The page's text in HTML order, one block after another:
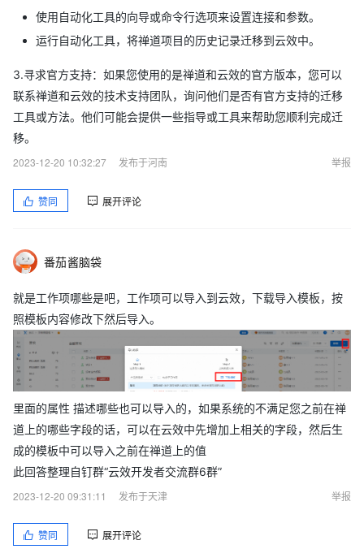
使用自动化工具的向导或命令行选项来设置连接和参数。
运行自动化工具，将禅道项目的历史记录迁移到云效中。
3.寻求官方支持：如果您使用的是禅道和云效的官方版本，您可以
联系禅道和云效的技术支持团队，询问他们是否有官方支持的迁移
工具或方法。他们可能会提供一些指导或工具来帮助您顺利完成迁
移。
2023-12-20 10:32:27
发布于河南 举报
赞同 展开评论
番茄酱脑袋
就是工作项哪些是吧，工作项可以导入到云效，下载导入模板，按
照模板内容修改下然后导入。
里面的属性 描述哪些也可以导入的，如果系统的不满足您之前在禅
道上的哪些字段的话，可以在云效中先增加上相关的字段，然后生
成的模板中可以导入之前在禅道上的值
此回答整理自钉群“云效开发者交流群6群”
2023-12-20 09:31:11
发布于天津 举报
赞同 展开评论